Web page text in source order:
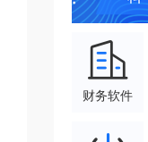
财务软件